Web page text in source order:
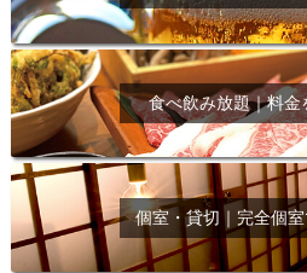
食べ飲み放題｜料金
個室・貸切｜完全個